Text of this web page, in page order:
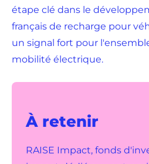
étape clé dans le
français de recharge pour
un signal fort pour
mobilité électrique.
À retenir
RAISE Impact, fonds